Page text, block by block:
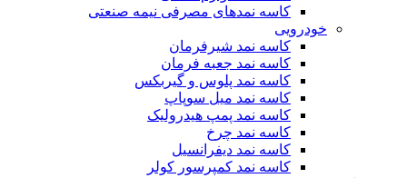
کاسه نمدهای مصرفی نیمه صنعتی
خودرویی
کاسه نمد شیرفرمان
کاسه نمد جعبه فرمان
کاسه نمد پلوس و گیربکس
کاسه نمد میل سوپاپ
کاسه نمد پمپ هیدرولیک
کاسه نمد چرخ
کاسه نمد دیفرانسیل
کاسه نمد کمپرسور کولر